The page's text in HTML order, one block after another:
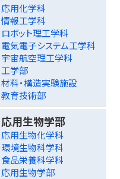
応用化学科
情報工学科
ロボット理工学科
電気電子システム工学科
宇宙航空理工学科
工学部
材料・構造実験施設
教育技術部
応用生物学部
応用生物化学科
環境生物科学科
食品栄養科学科
応用生物学部